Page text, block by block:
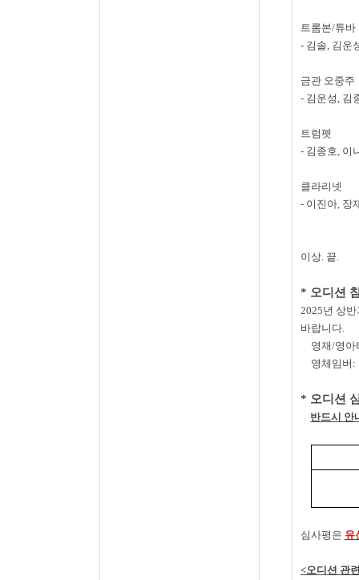
트롬본/튜바
- 김솔, 김운
금관 오중주
- 김운성, 김
트럼펫
- 김종호, 이
클라리넷
- 이진아, 장
이상. 끝.
* 오디션
2025년 상
바랍니다.
영재/영
영체임버 :
* 오디션
반드시 안
심사평은 유
<오디션 관